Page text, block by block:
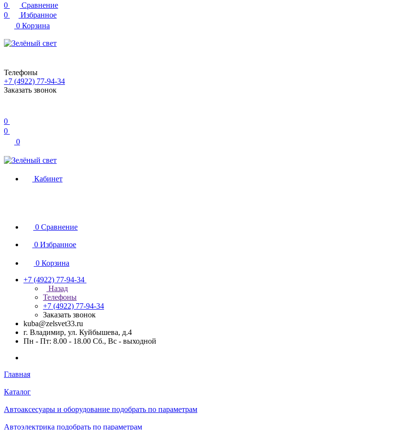
0
Сравнение
0
Избранное
0 Корзина
Телефоны
+7 (4922) 77-94-34
Заказать звонок
0
0
0
Кабинет
0 Сравнение
0 Избранное
0 Корзина
+7 (4922) 77-94-34
Назад
Телефоны
+7 (4922) 77-94-34
Заказать звонок
kuba@zelsvet33.ru
г. Владимир, ул. Куйбышева, д.4
Пн - Пт: 8.00 - 18.00 Сб., Вс - выходной
Главная
Каталог
Автоаксесуары и оборудование подобрать по параметрам
Автоэлектрика подобрать по параметрам